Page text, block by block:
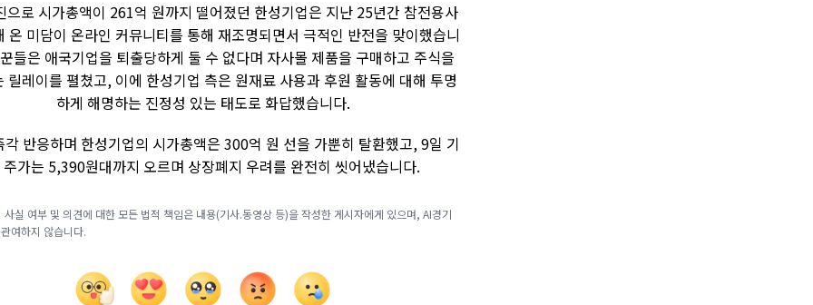
으로 시가총액이 261억 원까지 떨어졌던 한성기업은 지난 25년간 참전용사
온 미담이 온라인 커뮤니티를 통해 재조명되면서 극적인 반전을 맞이했습니
들은 애국기업을 퇴출당하게 둘 수 없다며 자사몰 제품을 구매하고 주식을
릴레이를 펼쳤고, 이에 한성기업 측은 원재료 사용과 후원 활동에 대해 투명
하게 해명하는 진정성 있는 태도로 화답했습니다.
각 반응하며 한성기업의 시가총액은 300억 원 선을 가뿐히 탈환했고, 9일 기
가는 5,390원대까지 오르며 상장폐지 우려를 완전히 씻어냈습니다.
실 여부 및 의견에 대한 모든 법적 책임은 내용(기사.동영상 등)을 작성한 게시자에게 있으며, AI경기
여하지 않습니다.